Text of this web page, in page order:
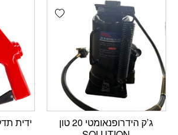
Add wishlist
ג’ק הידרופנאומטי 20 טון